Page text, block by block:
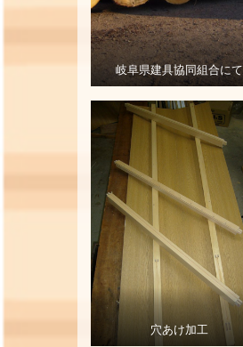
岐阜県建具協同組合にて
穴あけ加工